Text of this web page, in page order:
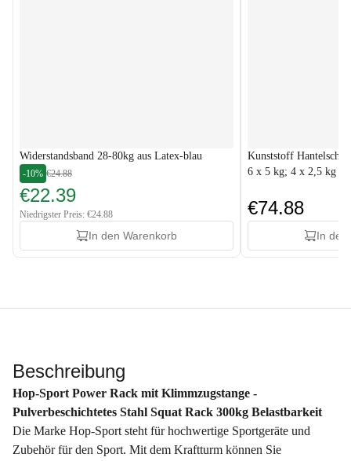
Widerstandsband 28-80kg aus Latex-blau
-10% €24.88
€22.39
Niedrigster Preis: €24.88
In den Warenkorb
Kunststoff
6 x 5 kg; 4 x 2,5 kg
€74.88
In den
Beschreibung
Hop-Sport Power Rack mit Klimmzugstange -
Pulverbeschichtetes Stahl Squat Rack 300kg Belastbarkeit
Die Marke Hop-Sport steht für hochwertige Sportgeräte und
Zubehör für den Sport. Mit dem Kraftturm können Sie